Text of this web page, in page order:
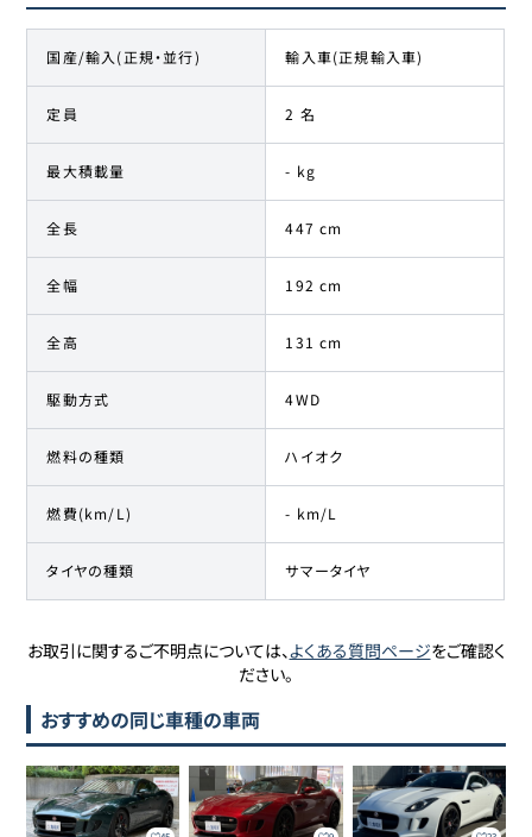
国産/輸入(正規・並行) 輸入車(正規輸入車)
定員 2 名
最大積載量 - kg
全長 447 cm
全幅 192 cm
全高 131 cm
駆動方式 4WD
燃料の種類 ハイオク
燃費(km/L) - km/L
タイヤの種類 サマータイヤ
お取引に関するご不明点については、よくある質問ページをご確認く
ださい。
おすすめの同じ車種の車両